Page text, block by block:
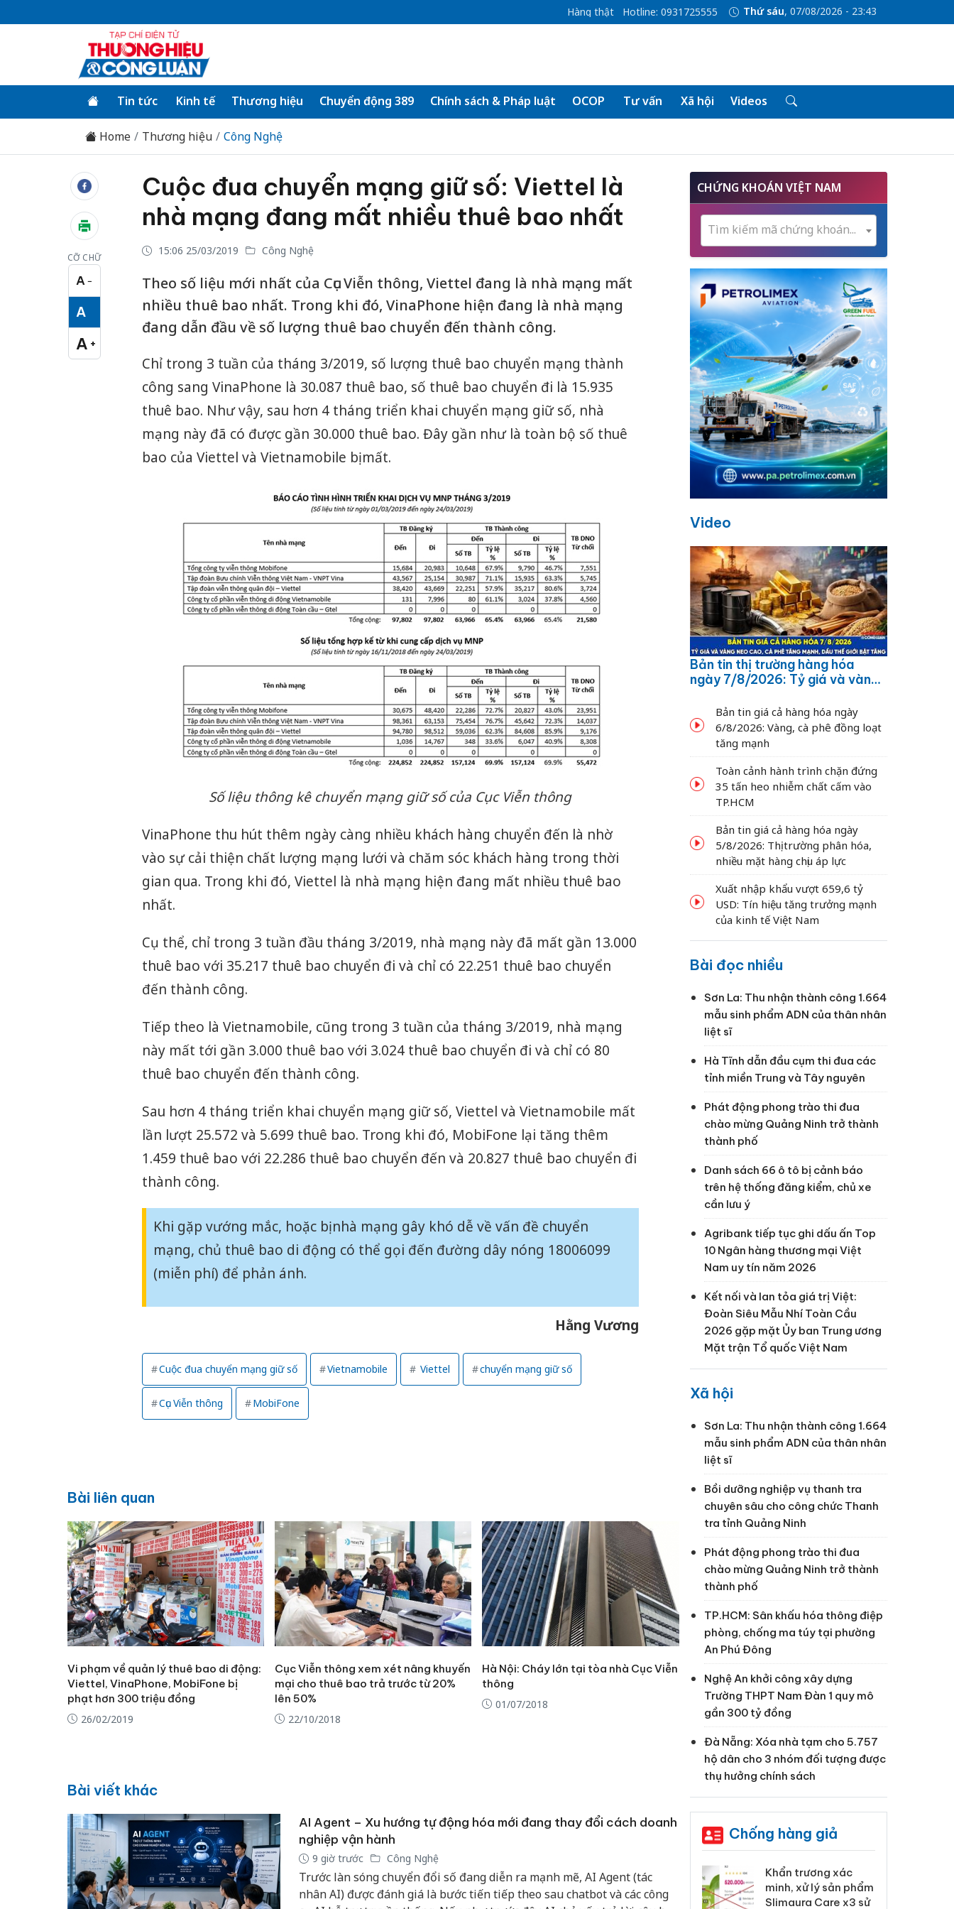
Hàng thật Hotline: 0931725555 Thứ sáu, 07/08/2026 - 23:43
Tin tức Kinh tế Thương hiệu Chuyển động 389 Chính sách & Pháp luật OCOP Tư vấn Xã hội Videos
Home Thương hiệu Công Nghệ
CỠ CHỮ
A −
Cỡ chữ nhỏ
A
Cỡ chữ vừa
A +
Cỡ chữ lớn
Cuộc đua chuyển mạng giữ số: Viettel là
nhà mạng đang mất nhiều thuê bao nhất
15:06 25/03/2019 Công Nghệ
Theo số liệu mới nhất của Cục Viễn thông, Viettel đang là nhà mạng mất
nhiều thuê bao nhất. Trong khi đó, VinaPhone hiện đang là nhà mạng
đang dẫn đầu về số lượng thuê bao chuyển đến thành công.
Chỉ trong 3 tuần của tháng 3/2019, số lượng thuê bao chuyển mạng thành
công sang VinaPhone là 30.087 thuê bao, số thuê bao chuyển đi là 15.935
thuê bao. Như vậy, sau hơn 4 tháng triển khai chuyển mạng giữ số, nhà
mạng này đã có được gần 30.000 thuê bao. Đây gần như là toàn bộ số thuê
bao của Viettel và Vietnamobile bị mất.
Số liệu thông kê chuyển mạng giữ số của Cục Viễn thông
VinaPhone thu hút thêm ngày càng nhiều khách hàng chuyển đến là nhờ
vào sự cải thiện chất lượng mạng lưới và chăm sóc khách hàng trong thời
gian qua. Trong khi đó, Viettel là nhà mạng hiện đang mất nhiều thuê bao
nhất.
Cụ thể, chỉ trong 3 tuần đầu tháng 3/2019, nhà mạng này đã mất gần 13.000
thuê bao với 35.217 thuê bao chuyển đi và chỉ có 22.251 thuê bao chuyển
đến thành công.
Tiếp theo là Vietnamobile, cũng trong 3 tuần của tháng 3/2019, nhà mạng
này mất tới gần 3.000 thuê bao với 3.024 thuê bao chuyển đi và chỉ có 80
thuê bao chuyển đến thành công.
Sau hơn 4 tháng triển khai chuyển mạng giữ số, Viettel và Vietnamobile mất
lần lượt 25.572 và 5.699 thuê bao. Trong khi đó, MobiFone lại tăng thêm
1.459 thuê bao với 22.286 thuê bao chuyển đến và 20.827 thuê bao chuyển đi
thành công.
Khi gặp vướng mắc, hoặc bị nhà mạng gây khó dễ về vấn đề chuyển
mạng, chủ thuê bao di động có thể gọi đến đường dây nóng 18006099
(miễn phí) để phản ánh.
Hằng Vương
Cuộc đua chuyển mạng giữ số Vietnamobile Viettel chuyển mạng giữ số
Cục Viễn thông MobiFone
Bài liên quan
Vi phạm về quản lý thuê bao di động:
Viettel, VinaPhone, MobiFone bị
phạt hơn 300 triệu đồng
26/02/2019
Cục Viễn thông xem xét nâng khuyến
mại cho thuê bao trả trước từ 20%
lên 50%
22/10/2018
Hà Nội: Cháy lớn tại tòa nhà Cục Viễn
thông
01/07/2018
Bài viết khác
AI Agent – Xu hướng tự động hóa mới đang thay đổi cách doanh
nghiệp vận hành
9 giờ trước Công Nghệ
Trước làn sóng chuyển đổi số đang diễn ra mạnh mẽ, AI Agent (tác
nhân AI) được đánh giá là bước tiến tiếp theo sau chatbot và các công
CHỨNG KHOÁN VIỆT NAM
Tìm kiếm mã chứng khoán...
Video
Bản tin thị trường hàng hóa
ngày 7/8/2026: Tỷ giá và vàng
dầu thế giới bật tăng
Bản tin giá cả hàng hóa ngày
6/8/2026: Vàng, cà phê đồng loạt
tăng mạnh
Toàn cảnh hành trình chặn đứng
35 tấn heo nhiễm chất cấm vào
TP.HCM
Bản tin giá cả hàng hóa ngày
5/8/2026: Thị trường phân hóa,
nhiều mặt hàng chịu áp lực
Xuất nhập khẩu vượt 659,6 tỷ
USD: Tín hiệu tăng trưởng mạnh
của kinh tế Việt Nam
Bài đọc nhiều
Sơn La: Thu nhận thành công 1.664
mẫu sinh phẩm ADN của thân nhân
liệt sĩ
Hà Tĩnh dẫn đầu cụm thi đua các
tỉnh miền Trung và Tây nguyên
Phát động phong trào thi đua
chào mừng Quảng Ninh trở thành
thành phố
Danh sách 66 ô tô bị cảnh báo
trên hệ thống đăng kiểm, chủ xe
cần lưu ý
Agribank tiếp tục ghi dấu ấn Top
10 Ngân hàng thương mại Việt
Nam uy tín năm 2026
Kết nối và lan tỏa giá trị Việt:
Đoàn Siêu Mẫu Nhí Toàn Cầu
2026 gặp mặt Ủy ban Trung ương
Mặt trận Tổ quốc Việt Nam
Xã hội
Sơn La: Thu nhận thành công 1.664
mẫu sinh phẩm ADN của thân nhân
liệt sĩ
Bồi dưỡng nghiệp vụ thanh tra
chuyên sâu cho công chức Thanh
tra tỉnh Quảng Ninh
Phát động phong trào thi đua
chào mừng Quảng Ninh trở thành
thành phố
TP.HCM: Sân khấu hóa thông điệp
phòng, chống ma túy tại phường
An Phú Đông
Nghệ An khởi công xây dựng
Trường THPT Nam Đàn 1 quy mô
gần 300 tỷ đồng
Đà Nẵng: Xóa nhà tạm cho 5.757
hộ dân cho 3 nhóm đối tượng được
thụ hưởng chính sách
Chống hàng giả
Cà Mau: Tiêu hủy
công khai hàng ngàn
sản phẩm nhập lậu,
Khẩn trương xác
minh, xử lý sản phẩm
Slimaura Care x3 sử